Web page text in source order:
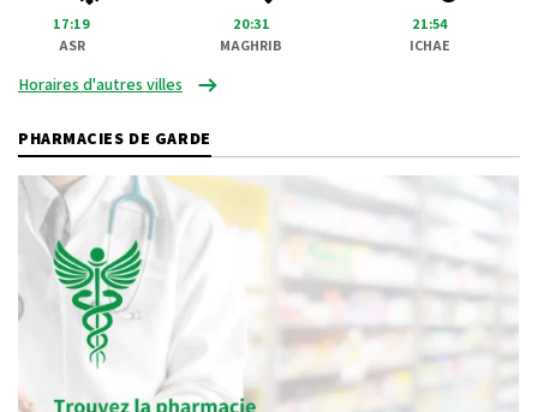
17:19
ASR
20:31
MAGHRIB
21:54
ICHAE
Horaires d'autres villes
PHARMACIES DE GARDE